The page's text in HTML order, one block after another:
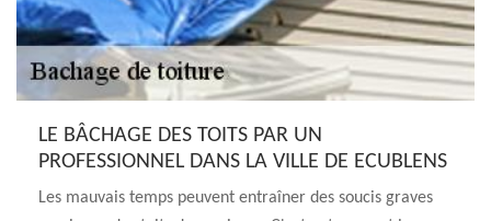
LE BÂCHAGE DES TOITS PAR UN
PROFESSIONNEL DANS LA VILLE DE ECUBLENS
Les mauvais temps peuvent entraîner des soucis graves